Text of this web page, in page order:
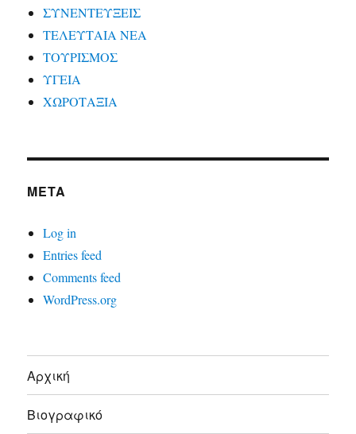
ΣΥΝΕΝΤΕΥΞΕΙΣ
ΤΕΛΕΥΤΑΙΑ ΝΕΑ
ΤΟΥΡΙΣΜΟΣ
ΥΓΕΙΑ
ΧΩΡΟΤΑΞΙΑ
META
Log in
Entries feed
Comments feed
WordPress.org
Αρχική
Βιογραφικό